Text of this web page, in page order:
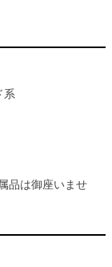
系
品は御座いませ